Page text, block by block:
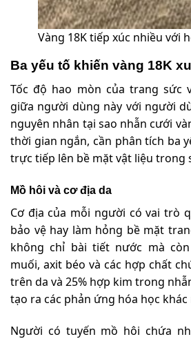
Vàng 18K tiếp xúc nhiều với
Ba yếu tố khiến vàng 18K
Tốc độ hao mòn của trang sức
giữa người dùng này với người
nguyên nhân tại sao nhẫn cưới
thời gian ngắn, cần phân tích ba
trực tiếp lên bề mặt vật liệu trong
Mồ hôi và cơ địa da
Cơ địa của mỗi người có vai trò
bảo vệ hay làm hỏng bề mặt
không chỉ bài tiết nước mà
muối, axit béo và các hợp chất
trên da và 25% hợp kim trong
tạo ra các phản ứng hóa học khác
Người có tuyến mồ hôi chứa